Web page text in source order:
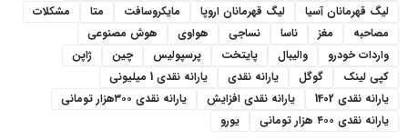
لیگ قهرمانان آسیا
لیگ قهرمانان اروپا مایکروسافت متا
مشکلات
مصاحبه
مغز ناسا نساجی هواوی
هوش مصنوعی
واردات خودرو
والیبال پایتخت پرسپولیس چین
ژاپن
کپی لینک
گوگل یارانه نقدی
یارانه نقدی 1 میلیونی
یارانه نقدی 1402
یارانه نقدی افزایش
یارانه نقدی ۳۰۰هزار تومانی
یارانه نقدی ۴۰۰ هزار تومانی
یورو